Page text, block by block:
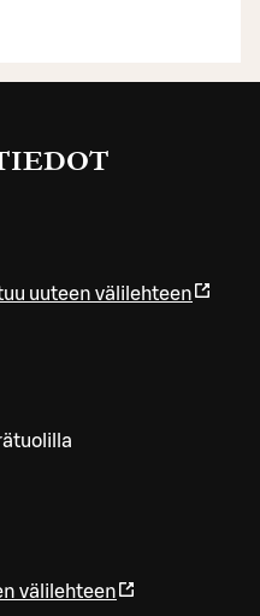
uuteen välilehteen
välilehteen